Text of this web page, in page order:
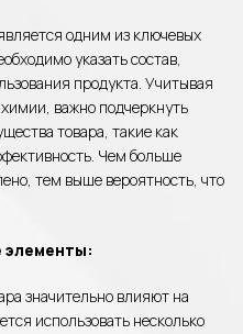
одним из ключевых
указать состав,
продукта. Учитывая
важно подчеркнуть
товара, такие как
Чем больше
тем выше вероятность, что
элементы:
значительно влияют на
использовать несколько